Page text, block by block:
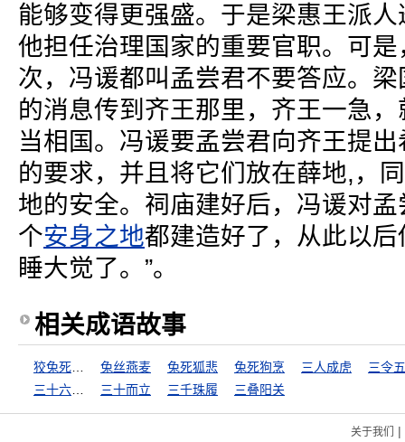
能够变得更强盛。于是梁惠王派
他担任治理国家的重要官职。可
次，冯谖都叫孟尝君不要答应。
的消息传到齐王那里，齐王一急
当相国。冯谖要孟尝君向齐王提
的要求，并且将它们放在薛地,，
地的安全。祠庙建好后，冯谖对
个安身之地都建造好了，从此以
睡大觉了。”。
相关成语故事
兔丝燕麦 兔死狐悲 兔死狗烹 三人成虎
三令
三十而立 三千珠履 三叠阳关
关于我们 |